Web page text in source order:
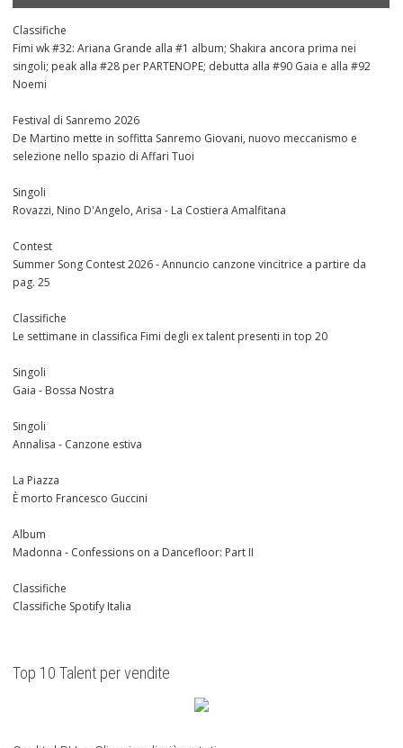
Classifiche
Fimi wk #32: Ariana Grande alla #1 album; Shakira ancora prima nei
singoli; peak alla #28 per PARTENOPE; debutta alla #90 Gaia e alla #92
Noemi
Festival di Sanremo 2026
De Martino mette in soffitta Sanremo Giovani, nuovo meccanismo e
selezione nello spazio di Affari Tuoi
Singoli
Rovazzi, Nino D'Angelo, Arisa - La Costiera Amalfitana
Contest
Summer Song Contest 2026 - Annuncio canzone vincitrice a partire da
pag. 25
Classifiche
Le settimane in classifica Fimi degli ex talent presenti in top 20
Singoli
Gaia - Bossa Nostra
Singoli
Annalisa - Canzone estiva
La Piazza
È morto Francesco Guccini
Album
Madonna - Confessions on a Dancefloor: Part II
Classifiche
Classifiche Spotify Italia
Top 10 Talent per vendite